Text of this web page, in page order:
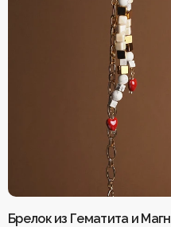
Брелок из Гематита и